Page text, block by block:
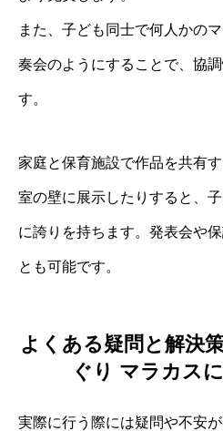
また、子ども同士で何人かの
奏会のようにすることで、協
す。
家庭と保育施設で作品を共有
室の壁に展示したりすると、
に誇りを持ちます。発表会や
とも可能です。
よくある疑問と解決
ぐり マラカス
実際に行う際には疑問や不安が